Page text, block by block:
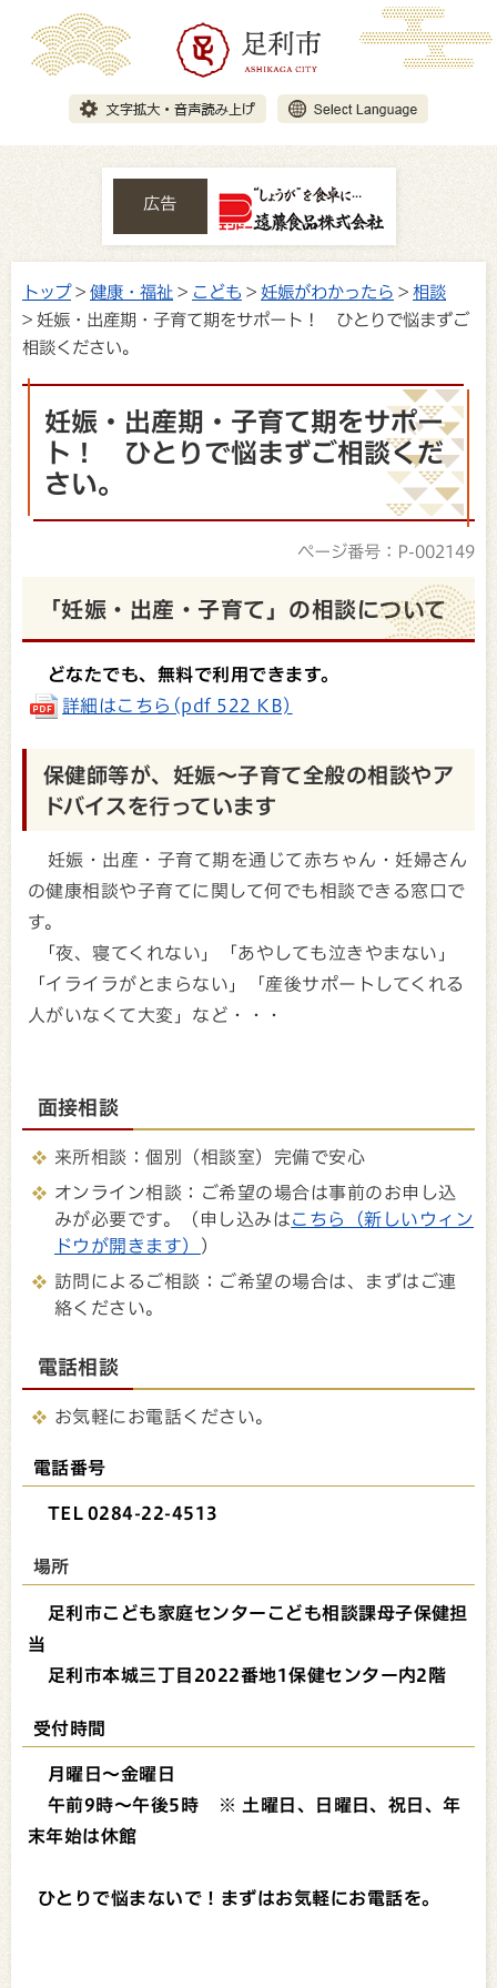
広告
トップ> 健康・福祉 > こども > 妊娠がわかったら > 相談
> 妊娠・出産期・子育て期をサポート！ ひとりで悩まずご
相談ください。
妊娠・出産期・子育て期をサポー
ト！ ひとりで悩まずご相談くだ
さい。
ページ番号：P-002149
「妊娠・出産・子育て」の相談について
どなたでも、無料で利用できます。
詳細はこちら(pdf 522 KB)
保健師等が、妊娠～子育て全般の相談やア
ドバイスを行っています
妊娠・出産・子育て期を通じて赤ちゃん・妊婦さん
の健康相談や子育てに関して何でも相談できる窓口で
す。
「夜、寝てくれない」「あやしても泣きやまない」
「イライラがとまらない」「産後サポートしてくれる
人がいなくて大変」など・・・
面接相談
来所相談：個別（相談室）完備で安心
オンライン相談：ご希望の場合は事前のお申し込
みが必要です。（申し込みはこちら（新しいウィン
ドウが開きます）
）
訪問によるご相談：ご希望の場合は、まずはご連
絡ください。
電話相談
お気軽にお電話ください。
電話番号
TEL 0284-22-4513
場所
足利市こども家庭センターこども相談課母子保健担
当
足利市本城三丁目2022番地1保健センター内2階
受付時間
月曜日～金曜日
午前9時～午後5時
※ 土曜日、日曜日、祝日、年
末年始は休館
ひとりで悩まないで！まずはお気軽にお電話を。